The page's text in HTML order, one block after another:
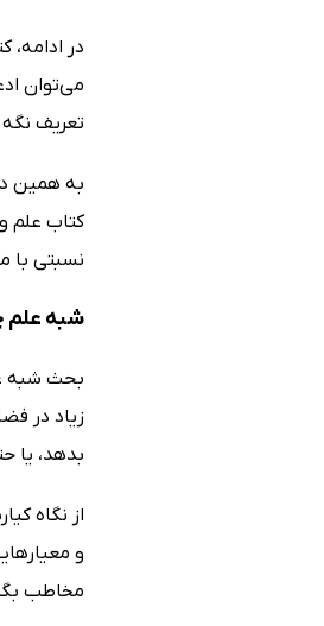
در
می‌توان
تعریف نگه
به همین
کتاب علم
نسبتی با
شبه
بحث شبه
زیاد در
بدهد، یا
از نگاه
و
مخاطب